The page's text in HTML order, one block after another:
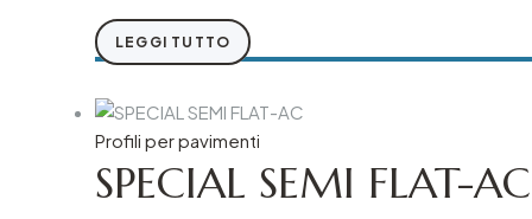
LEGGI TUTTO
Profili per pavimenti
SPECIAL SEMI FLAT-AC